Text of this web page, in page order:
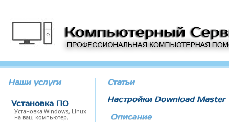
Наши услуги
Установка ПО
Установка Windows, Linux
на ваш компьютер.
Статьи
Настройки Download Master
Описание